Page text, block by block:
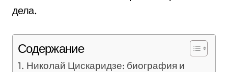
дела.
Содержание
Николай Цискаридзе: биография и